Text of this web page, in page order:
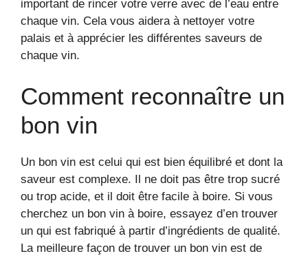
important de rincer votre verre avec de l’eau entre
chaque vin. Cela vous aidera à nettoyer votre
palais et à apprécier les différentes saveurs de
chaque vin.
Comment reconnaître un
bon vin
Un bon vin est celui qui est bien équilibré et dont la
saveur est complexe. Il ne doit pas être trop sucré
ou trop acide, et il doit être facile à boire. Si vous
cherchez un bon vin à boire, essayez d’en trouver
un qui est fabriqué à partir d’ingrédients de qualité.
La meilleure façon de trouver un bon vin est de